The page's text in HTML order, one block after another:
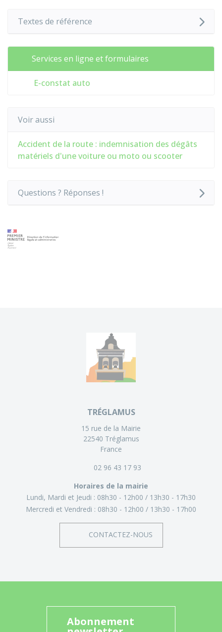
Textes de référence
Services en ligne et formulaires
E-constat auto
Voir aussi
Accident de la route : indemnisation des dégâts
matériels d'une voiture ou moto ou scooter
Questions ? Réponses !
TRÉGLAMUS
15 rue de la Mairie
22540 Tréglamus
France
02 96 43 17 93
Horaires de la mairie
Lundi, Mardi et Jeudi : 08h30 - 12h00
13h30 - 17h30
Mercredi et Vendredi : 08h30 - 12h00 13h30 - 17h00
CONTACTEZ-NOUS
Abonnement